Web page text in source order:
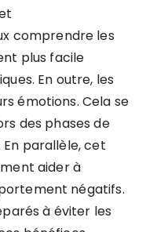
comprendre les
plus facile
En outre, les
émotions. Cela se
des phases de
parallèle, cet
aider à
négatifs.
à éviter les